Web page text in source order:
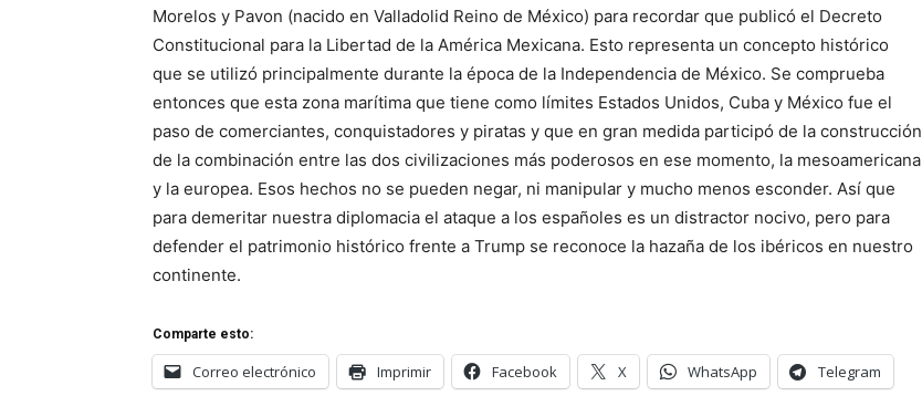
Morelos y Pavon (nacido en Valladolid Reino de México) para recordar que publicó el Decreto
Constitucional para la Libertad de la América Mexicana. Esto representa un concepto histórico
que se utilizó principalmente durante la época de la Independencia de México. Se comprueba
entonces que esta zona marítima que tiene como límites Estados Unidos, Cuba y México fue el
paso de comerciantes, conquistadores y piratas y que en gran medida participó de la construcción
de la combinación entre las dos civilizaciones más poderosos en ese momento, la mesoamericana
y la europea. Esos hechos no se pueden negar, ni manipular y mucho menos esconder. Así que
para demeritar nuestra diplomacia el ataque a los españoles es un distractor nocivo, pero para
defender el patrimonio histórico frente a Trump se reconoce la hazaña de los ibéricos en nuestro
continente.
Comparte esto:
Correo electrónico Imprimir Facebook X WhatsApp Telegram